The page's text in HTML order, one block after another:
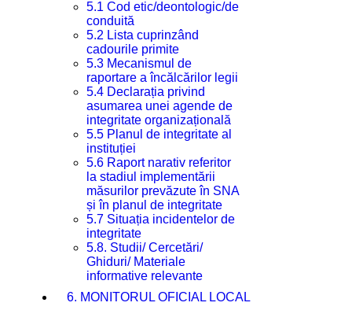
5.1 Cod etic/deontologic/de
conduită
5.2 Lista cuprinzând
cadourile primite
5.3 Mecanismul de
raportare a încălcărilor legii
5.4 Declarația privind
asumarea unei agende de
integritate organizațională
5.5 Planul de integritate al
instituției
5.6 Raport narativ referitor
la stadiul implementării
măsurilor prevăzute în SNA
și în planul de integritate
5.7 Situația incidentelor de
integritate
5.8. Studii/ Cercetări/
Ghiduri/ Materiale
informative relevante
6. MONITORUL OFICIAL LOCAL